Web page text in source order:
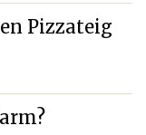
Pizzateig